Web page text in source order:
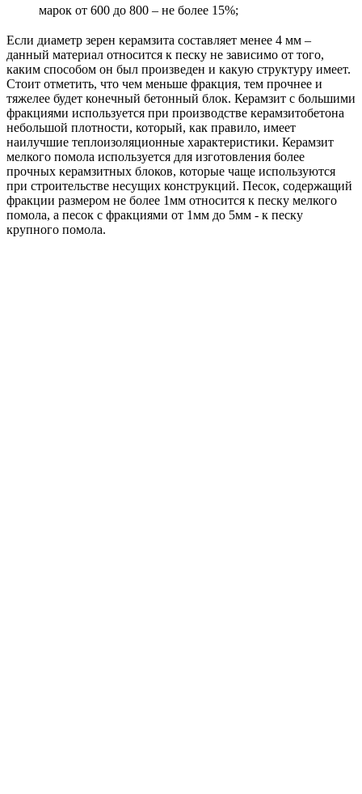
марок от 600 до 800 – не более 15%;
Если диаметр зерен керамзита составляет менее 4 мм –
данный материал относится к песку не зависимо от того,
каким способом он был произведен и какую структуру имеет.
Стоит отметить, что чем меньше фракция, тем прочнее и
тяжелее будет конечный бетонный блок. Керамзит с большими
фракциями используется при производстве керамзитобетона
небольшой плотности, который, как правило, имеет
наилучшие теплоизоляционные характеристики. Керамзит
мелкого помола используется для изготовления более
прочных керамзитных блоков, которые чаще используются
при строительстве несущих конструкций. Песок, содержащий
фракции размером не более 1мм относится к песку мелкого
помола, а песок с фракциями от 1мм до 5мм - к песку
крупного помола.